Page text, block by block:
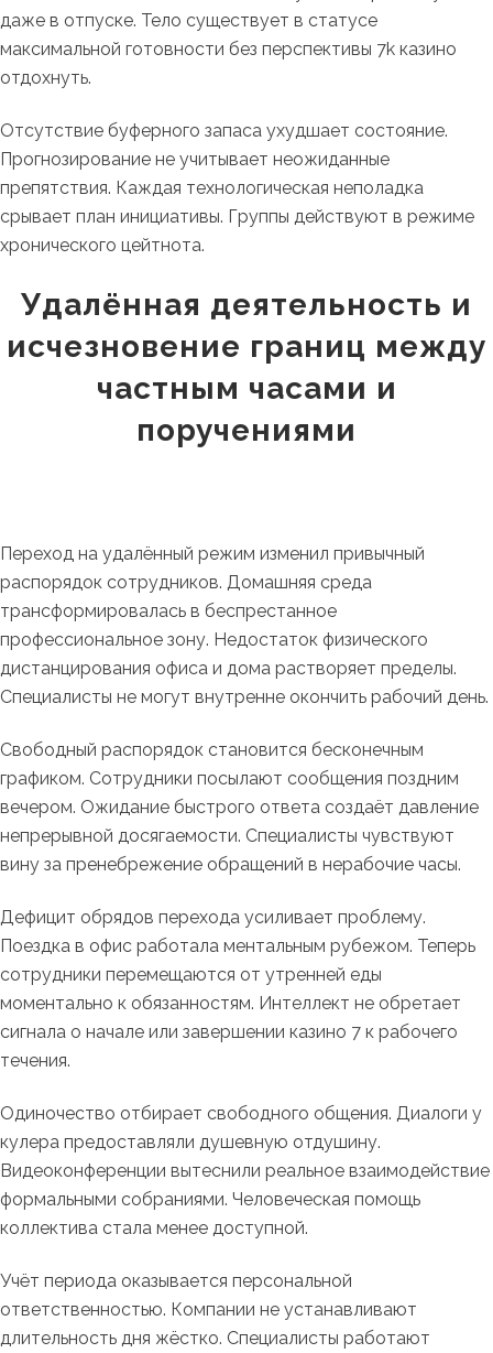
даже в отпуске. Тело существует в статусе
максимальной готовности без перспективы 7k казино
отдохнуть.
Отсутствие буферного запаса ухудшает состояние.
Прогнозирование не учитывает неожиданные
препятствия. Каждая технологическая неполадка
срывает план инициативы. Группы действуют в режиме
хронического цейтнота.
Удалённая деятельность и
исчезновение границ между
частным часами и
поручениями
Переход на удалённый режим изменил привычный
распорядок сотрудников. Домашняя среда
трансформировалась в беспрестанное
профессиональное зону. Недостаток физического
дистанцирования офиса и дома растворяет пределы.
Специалисты не могут внутренне окончить рабочий день.
Свободный распорядок становится бесконечным
графиком. Сотрудники посылают сообщения поздним
вечером. Ожидание быстрого ответа создаёт давление
непрерывной досягаемости. Специалисты чувствуют
вину за пренебрежение обращений в нерабочие часы.
Дефицит обрядов перехода усиливает проблему.
Поездка в офис работала ментальным рубежом. Теперь
сотрудники перемещаются от утренней еды
моментально к обязанностям. Интеллект не обретает
сигнала о начале или завершении казино 7 к рабочего
течения.
Одиночество отбирает свободного общения. Диалоги у
кулера предоставляли душевную отдушину.
Видеоконференции вытеснили реальное взаимодействие
формальными собраниями. Человеческая помощь
коллектива стала менее доступной.
Учёт периода оказывается персональной
ответственностью. Компании не устанавливают
длительность дня жёстко. Специалисты работают